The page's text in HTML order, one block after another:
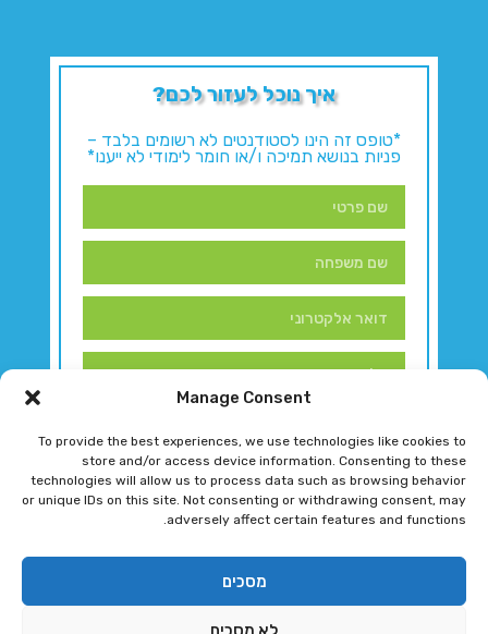
Manage Consent
To provide the best experiences, we use technologies like cookies to
store and/or access device information. Consenting to these
technologies will allow us to process data such as browsing behavior
or unique IDs on this site. Not consenting or withdrawing consent, may
adversely affect certain features and functions.
מסכים
איך נוכל לעזור לכם?
*טופס זה הינו לסטודנטים לא רשומים בלבד –
פניות בנושא תמיכה ו/או חומר לימודי לא ייענו*